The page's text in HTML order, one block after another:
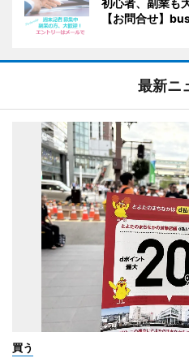
【お問合せ】
最新ニ
買う